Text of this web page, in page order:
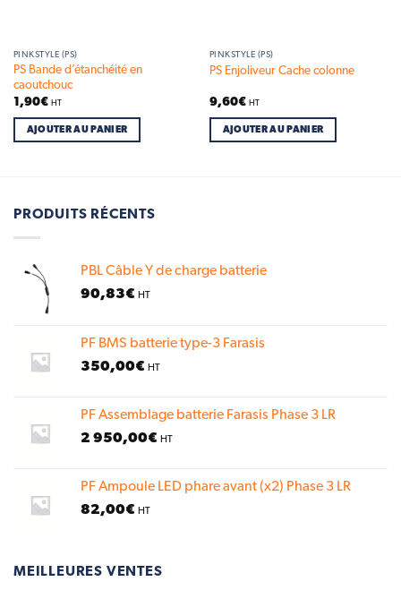
PINKSTYLE (PS)
PS Bande d’étanchéité en
caoutchouc
1,90€ HT
AJOUTER AU PANIER
PINKSTYLE (PS)
PS Enjoliveur Cache colonne
9,60€ HT
AJOUTER AU PANIER
PRODUITS RÉCENTS
PBL Câble Y de charge batterie
90,83€ HT
PF BMS batterie type-3 Farasis
350,00€ HT
PF Assemblage batterie Farasis Phase 3 LR
2 950,00€ HT
PF Ampoule LED phare avant (x2) Phase 3 LR
82,00€ HT
MEILLEURES VENTES